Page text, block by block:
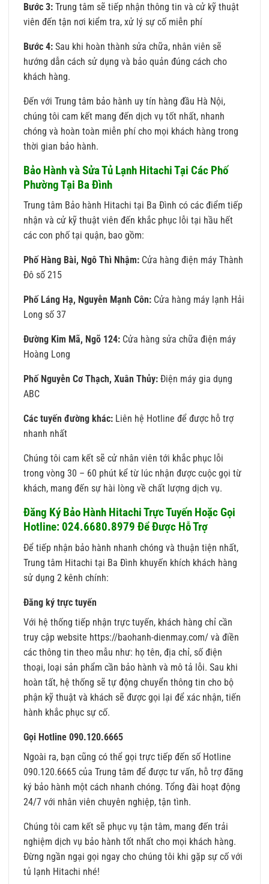
Bước 3: Trung tâm sẽ tiếp nhận thông tin và cử kỹ thuật
viên đến tận nơi kiểm tra, xử lý sự cố miễn phí
Bước 4: Sau khi hoàn thành sửa chữa, nhân viên sẽ
hướng dẫn cách sử dụng và bảo quản đúng cách cho
khách hàng.
Đến với Trung tâm bảo hành uy tín hàng đầu Hà Nội,
chúng tôi cam kết mang đến dịch vụ tốt nhất, nhanh
chóng và hoàn toàn miễn phí cho mọi khách hàng trong
thời gian bảo hành.
Bảo Hành và Sửa Tủ Lạnh Hitachi Tại Các Phố
Phường Tại Ba Đình
Trung tâm Bảo hành Hitachi tại Ba Đình có các điểm tiếp
nhận và cử kỹ thuật viên đến khắc phục lỗi tại hầu hết
các con phố tại quận, bao gồm:
Phố Hàng Bài, Ngô Thì Nhậm: Cửa hàng điện máy Thành
Đô số 215
Phố Láng Hạ, Nguyễn Mạnh Côn: Cửa hàng máy lạnh Hải
Long số 37
Đường Kim Mã, Ngõ 124: Cửa hàng sửa chữa điện máy
Hoàng Long
Phố Nguyễn Cơ Thạch, Xuân Thủy: Điện máy gia dụng
ABC
Các tuyến đường khác: Liên hệ Hotline để được hỗ trợ
nhanh nhất
Chúng tôi cam kết sẽ cử nhân viên tới khắc phục lỗi
trong vòng 30 – 60 phút kể từ lúc nhận được cuộc gọi từ
khách, mang đến sự hài lòng về chất lượng dịch vụ.
Đăng Ký Bảo Hành Hitachi Trực Tuyến Hoặc Gọi
Hotline: 024.6680.8979 Để Được Hỗ Trợ
Để tiếp nhận bảo hành nhanh chóng và thuận tiện nhất,
Trung tâm Hitachi tại Ba Đình khuyến khích khách hàng
sử dụng 2 kênh chính:
Đăng ký trực tuyến
Với hệ thống tiếp nhận trực tuyến, khách hàng chỉ cần
truy cập website https://baohanh-dienmay.com/ và điền
các thông tin theo mẫu như: họ tên, địa chỉ, số điện
thoại, loại sản phẩm cần bảo hành và mô tả lỗi. Sau khi
hoàn tất, hệ thống sẽ tự động chuyển thông tin cho bộ
phận kỹ thuật và khách sẽ được gọi lại để xác nhận, tiến
hành khắc phục sự cố.
Gọi Hotline 090.120.6665
Ngoài ra, bạn cũng có thể gọi trực tiếp đến số Hotline
090.120.6665 của Trung tâm để được tư vấn, hỗ trợ đăng
ký bảo hành một cách nhanh chóng. Tổng đài hoạt động
24/7 với nhân viên chuyên nghiệp, tận tình.
Chúng tôi cam kết sẽ phục vụ tận tâm, mang đến trải
nghiệm dịch vụ bảo hành tốt nhất cho mọi khách hàng.
Đừng ngần ngại gọi ngay cho chúng tôi khi gặp sự cố với
tủ lạnh Hitachi nhé!